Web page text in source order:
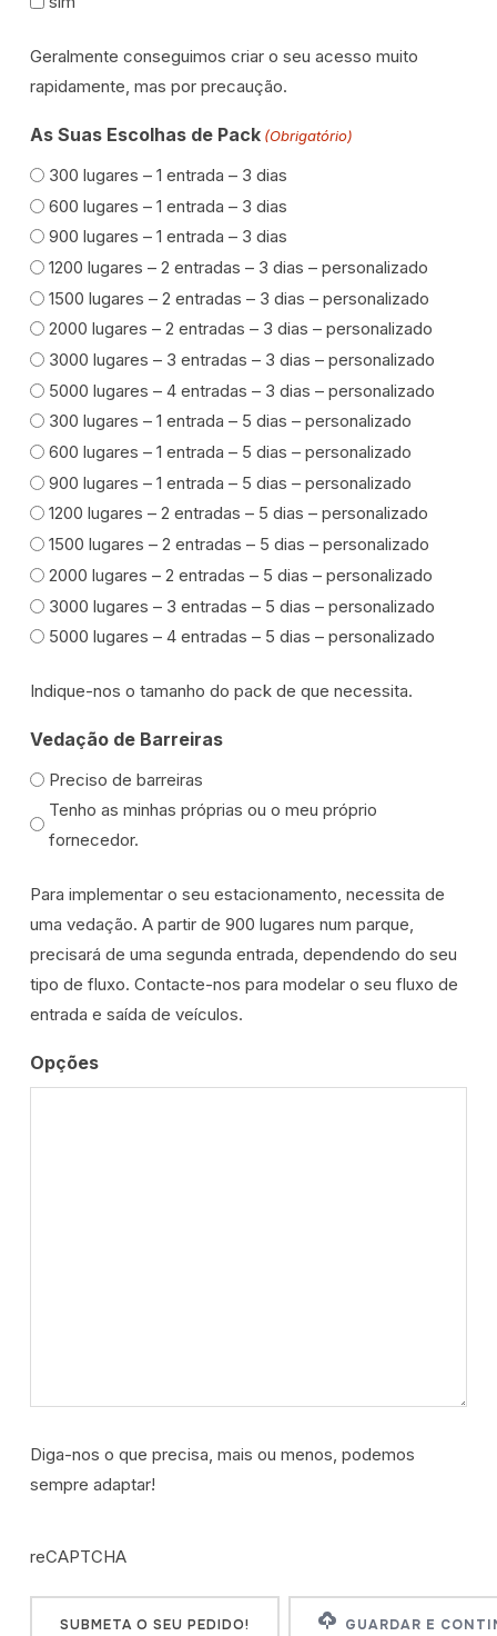
Geralmente conseguimos criar o seu acesso muito
rapidamente, mas por precaução.
As Suas Escolhas de Pack (Obrigatório)
300 lugares – 1 entrada – 3 dias
600 lugares – 1 entrada – 3 dias
900 lugares – 1 entrada – 3 dias
1200 lugares – 2 entradas – 3 dias – personalizado
1500 lugares – 2 entradas – 3 dias – personalizado
2000 lugares – 2 entradas – 3 dias – personalizado
3000 lugares – 3 entradas – 3 dias – personalizado
5000 lugares – 4 entradas – 3 dias – personalizado
300 lugares – 1 entrada – 5 dias – personalizado
600 lugares – 1 entrada – 5 dias – personalizado
900 lugares – 1 entrada – 5 dias – personalizado
1200 lugares – 2 entradas – 5 dias – personalizado
1500 lugares – 2 entradas – 5 dias – personalizado
2000 lugares – 2 entradas – 5 dias – personalizado
3000 lugares – 3 entradas – 5 dias – personalizado
5000 lugares – 4 entradas – 5 dias – personalizado
Indique-nos o tamanho do pack de que necessita.
Vedação de Barreiras
Preciso de barreiras
Tenho as minhas próprias ou o meu próprio
fornecedor.
Para implementar o seu estacionamento, necessita de
uma vedação. A partir de 900 lugares num parque,
precisará de uma segunda entrada, dependendo do seu
tipo de fluxo. Contacte-nos para modelar o seu fluxo de
entrada e saída de veículos.
Opções
Diga-nos o que precisa, mais ou menos, podemos
sempre adaptar!
reCAPTCHA
GUARDAR E